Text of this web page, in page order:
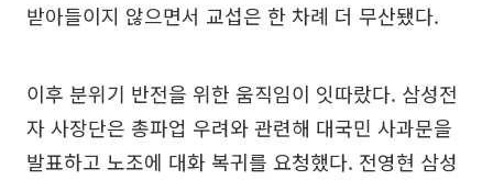
받아들이지 않으면서 교섭은 한 차례 더 무산됐다.
이후 분위기 반전을 위한 움직임이 잇따랐다. 삼성전
자 사장단은 총파업 우려와 관련해 대국민 사과문을
발표하고 노조에 대화 복귀를 요청했다. 전영현 삼성